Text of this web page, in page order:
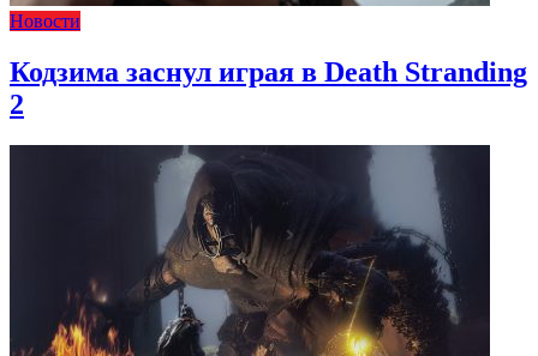
Новости
Кодзима заснул играя в Death Stranding
2